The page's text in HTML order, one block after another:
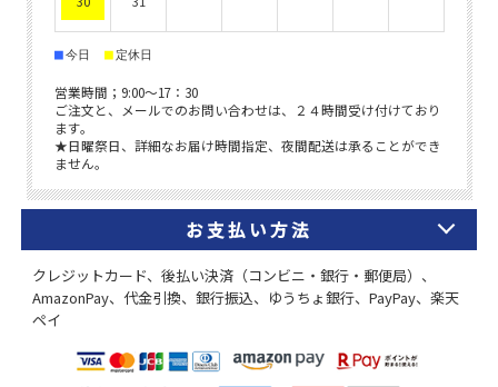
お支払い方法
クレジットカード、後払い決済（コンビニ・銀行・郵便局）、
AmazonPay、代金引換、銀行振込、ゆうちょ銀行、PayPay、楽天
ペイ